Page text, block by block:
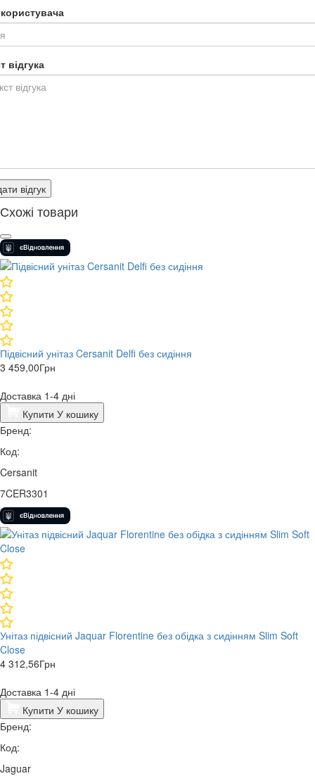
відгука
відгук
Схожі товари
Підвісний унітаз Cersanit Delfi без сидіння
3 459,00Грн
Доставка 1-4 дні
Купити У кошику
Бренд:
Код:
Cersanit
7CER3301
Унітаз підвісний Jaquar Florentine без обідка з сидінням Slim Soft
Close
4 312,56Грн
Доставка 1-4 дні
Купити У кошику
Бренд:
Код:
Jaguar